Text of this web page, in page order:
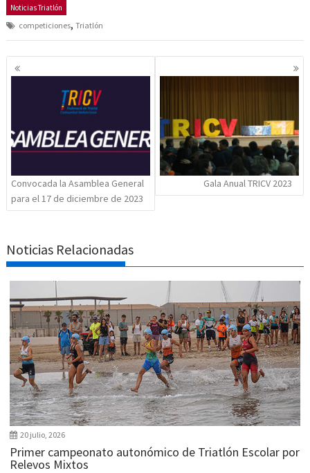
Noticias Triatlón
competiciones,Triatlón
Navegación
de
entradas
Convocada la Asamblea General
para el 17 de diciembre de 2023
Gala Anual TRICV 2023
Noticias Relacionadas
20 julio, 2026
Primer campeonato autonómico de Triatlón Escolar por
Relevos Mixtos